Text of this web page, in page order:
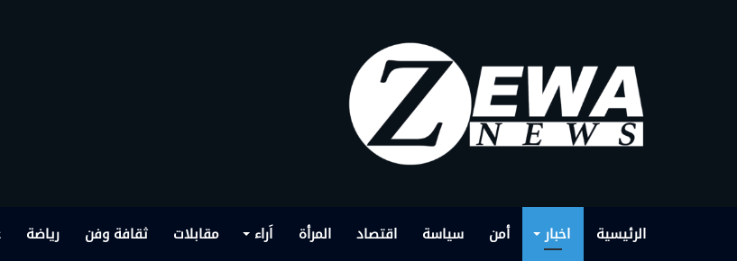
الرئيسية اخبار أمن سياسة اقتصاد المرأة اَراء مقابلات ثقافة وفن رياضة